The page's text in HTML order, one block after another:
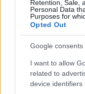
Retention, Sale,
Personal Data
Purposes for
Opted Out
Google consents
I want to allow
related to
device identifiers
Ανάπτυξη σε
κορυφαία
τύπου Βlade
ταυτόχρονα
5G στον ίδιο
Blade One Site